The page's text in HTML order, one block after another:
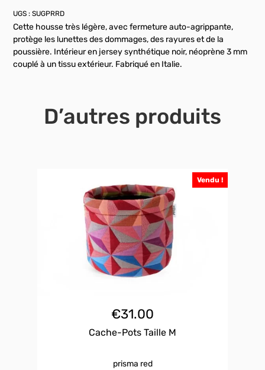
UGS :SUGPRRD
Cette housse très légère, avec fermeture auto-agrippante,
protège les lunettes des dommages, des rayures et de la
poussière. Intérieur en jersey synthétique noir, néoprène 3 mm
couplé à un tissu extérieur. Fabriqué en Italie.
D’autres produits
Vendu !
€31.00
Cache-Pots Taille M
prisma red